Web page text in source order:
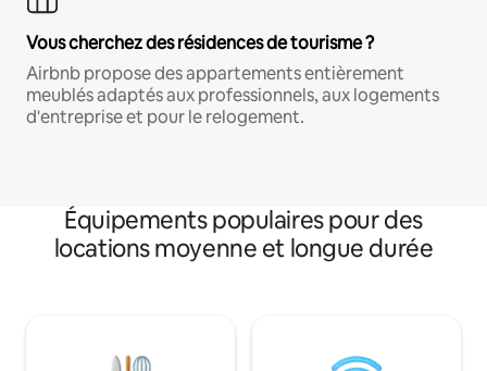
Vous cherchez des résidences de tourisme ?
Airbnb propose des appartements entièrement
meublés adaptés aux professionnels, aux logements
d'entreprise et pour le relogement.
Équipements populaires pour des
locations moyenne et longue durée